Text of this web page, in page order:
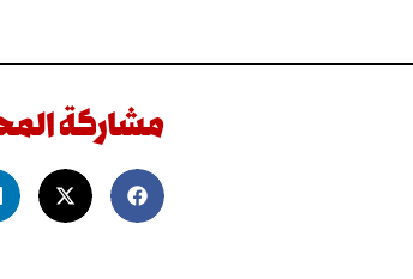
مشاركة